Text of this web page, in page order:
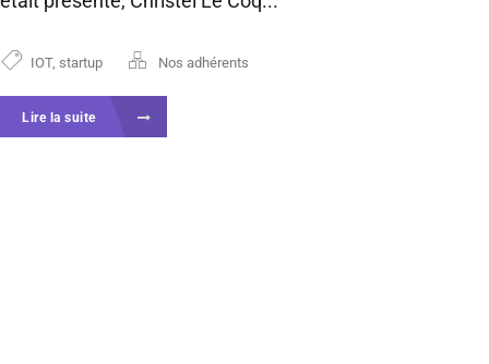
IOT, startup Nos adhérents
Lire la suite